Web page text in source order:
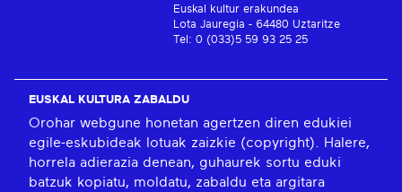
Euskal kultur erakundea
Lota Jauregia - 64480 Uztaritze
Tel: 0 (033)5 59 93 25 25
EUSKAL KULTURA ZABALDU
Orohar webgune honetan agertzen diren edukiei
egile-eskubideak lotuak zaizkie (copyright). Halere,
horrela adierazia denean, guhaurek sortu eduki
batzuk kopiatu, moldatu, zabaldu eta argitara